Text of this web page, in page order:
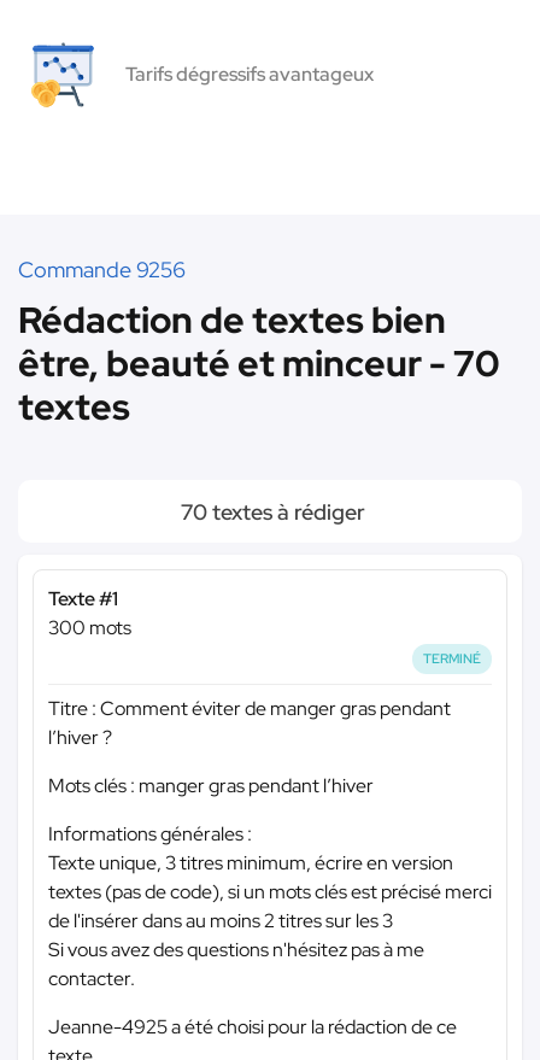
Tarifs dégressifs avantageux
Commande 9256
Rédaction de textes bien
être, beauté et minceur - 70
textes
70 textes à rédiger
Texte #1
300 mots
TERMINÉ
Titre : Comment éviter de manger gras pendant
l’hiver ?
Mots clés : manger gras pendant l’hiver
Informations générales :
Texte unique, 3 titres minimum, écrire en version
textes (pas de code), si un mots clés est précisé merci
de l'insérer dans au moins 2 titres sur les 3
Si vous avez des questions n'hésitez pas à me
contacter.
Jeanne-4925 a été choisi pour la rédaction de ce